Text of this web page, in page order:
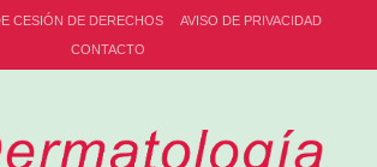
CESIÓN DE DERECHOS
AVISO DE PRIVACIDAD
CONTACTO